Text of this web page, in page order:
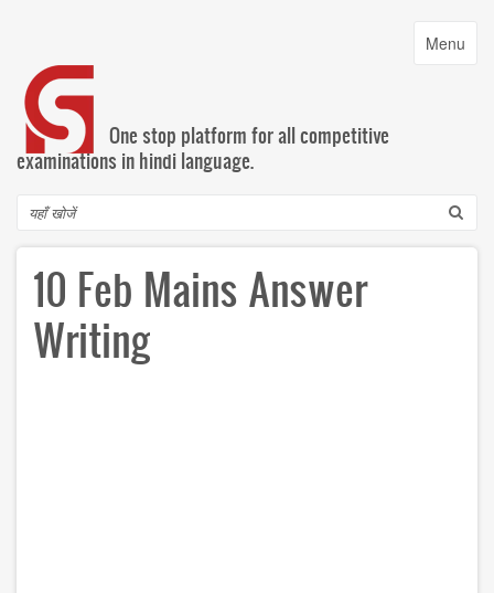
content
Toggle
Menu
One stop platform for all competitive
examinations in hindi language.
Search
10 Feb Mains Answer
Writing